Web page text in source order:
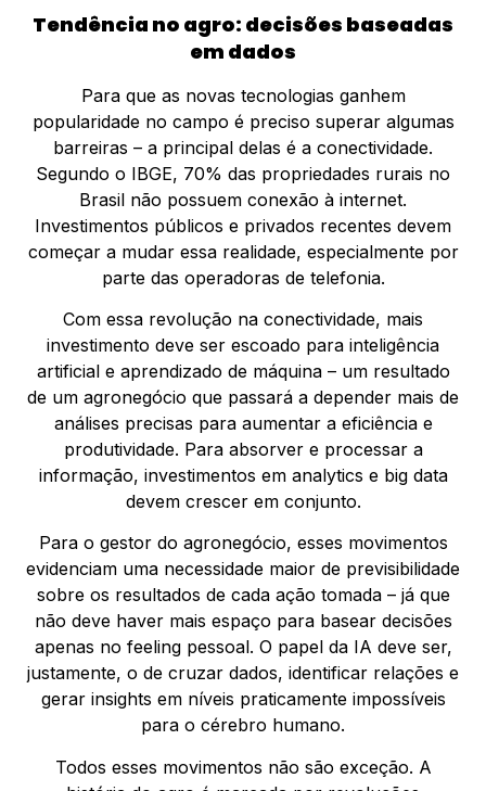
Tendência no agro: decisões baseadas
em dados
Para que as novas tecnologias ganhem
popularidade no campo é preciso superar algumas
barreiras – a principal delas é a conectividade.
Segundo o IBGE, 70% das propriedades rurais no
Brasil não possuem conexão à internet.
Investimentos públicos e privados recentes devem
começar a mudar essa realidade, especialmente por
parte das operadoras de telefonia.
Com essa revolução na conectividade, mais
investimento deve ser escoado para inteligência
artificial e aprendizado de máquina – um resultado
de um agronegócio que passará a depender mais de
análises precisas para aumentar a eficiência e
produtividade. Para absorver e processar a
informação, investimentos em analytics e big data
devem crescer em conjunto.
Para o gestor do agronegócio, esses movimentos
evidenciam uma necessidade maior de previsibilidade
sobre os resultados de cada ação tomada – já que
não deve haver mais espaço para basear decisões
apenas no feeling pessoal. O papel da IA deve ser,
justamente, o de cruzar dados, identificar relações e
gerar insights em níveis praticamente impossíveis
para o cérebro humano.
Todos esses movimentos não são exceção. A